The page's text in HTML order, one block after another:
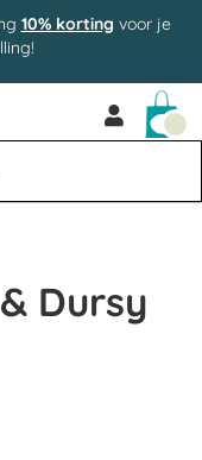
10% korting voor je
Dursy